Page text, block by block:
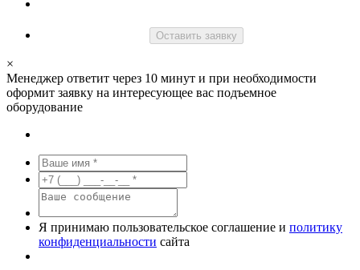
Оставить заявку
×
Менеджер ответит через 10 минут и при необходимости
оформит заявку на интересующее вас подъемное
оборудование
Я принимаю пользовательское соглашение и политику
конфиденциальности сайта